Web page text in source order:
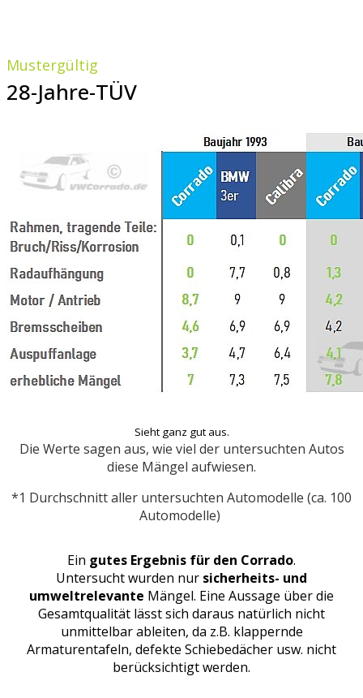
Mustergültig
28-Jahre-TÜV
Sieht ganz gut aus.
Die Werte sagen aus, wie viel der untersuchten Autos
diese Mängel aufwiesen.
*1 Durchschnitt aller untersuchten Automodelle (ca. 100
Automodelle)
Ein gutes Ergebnis für den Corrado.
Untersucht wurden nur sicherheits- und
umweltrelevante Mängel. Eine Aussage über die
Gesamtqualität lässt sich daraus natürlich nicht
unmittelbar ableiten, da z.B. klappernde
Armaturentafeln, defekte Schiebedächer usw. nicht
berücksichtigt werden.